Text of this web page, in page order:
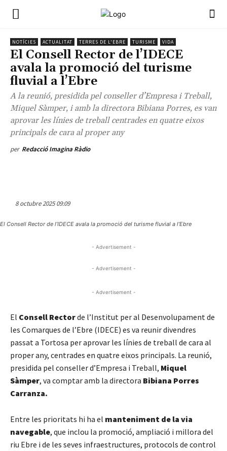
NOTÍCIES ACTUALITAT TERRES DE L'EBRE TURISME VIDA
El Consell Rector de l’IDECE
avala la promoció del turisme
fluvial a l’Ebre
A la reunió, presidida pel conseller d’Empresa i Treball,
Miquel Sàmper, i amb la directora Bibiana Porres, es van
aprovar les línies de treball centrades en quatre eixos
principals de cara al proper any
per Redacció Imagina Ràdio
8 octubre 2025 09:09
El Consell Rector de l’IDECE avala la promoció del turisme fluvial a l’Ebre
- Advertisement -
- Advertisement -
- Advertisement -
El Consell Rectorde l’Institut per al Desenvolupament de
les Comarques de l’Ebre (IDECE) es va reunir divendres
passat a Tortosa per aprovar les línies de treball de cara al
proper any, centrades en quatre eixos principals. La reunió,
presidida pel conseller d’Empresa i Treball, Miquel
Sàmper, va comptar amb la directora Bibiana Porres
Carranza.
Entre les prioritats hi ha el manteniment de la via
navegable, que inclou la promoció, ampliació i millora del
riu Ebre i de les seves infraestructures, protocols de control